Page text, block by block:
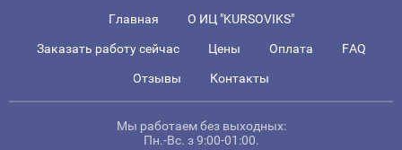
Главная О ИЦ "KURSOVIKS"
Заказать работу сейчас Цены Оплата FAQ
Отзывы Контакты
Мы работаем без выходных:
Пн.-Вс. з 9:00-01:00.